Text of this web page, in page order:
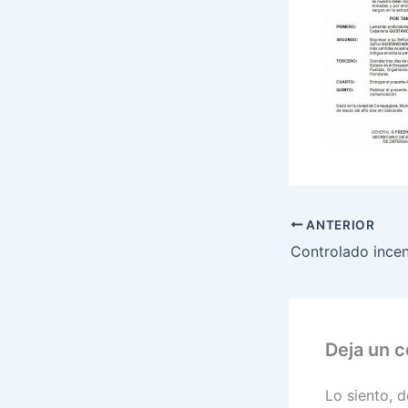
ANTERIOR
Deja un
Lo siento,